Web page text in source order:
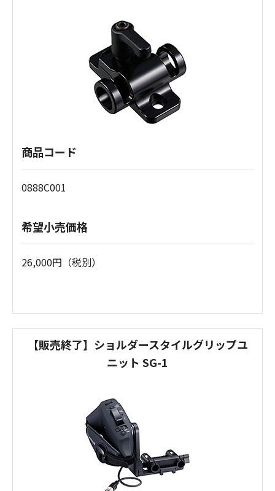
商品コード
0888C001
希望小売価格
26,000円（税別）
【販売終了】ショルダースタイルグリップユ
ニット SG-1